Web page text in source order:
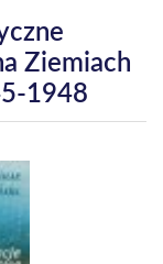
Ziemiach
1948